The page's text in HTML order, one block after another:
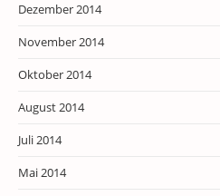
Dezember 2014
November 2014
Oktober 2014
August 2014
Juli 2014
Mai 2014